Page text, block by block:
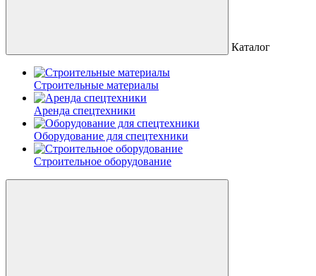
Каталог
Строительные материалы
Аренда спецтехники
Оборудование для спецтехники
Строительное оборудование